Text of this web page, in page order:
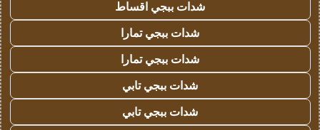
شدات ببجي اقساط
شدات ببجي تمارا
شدات ببجي تمارا
شدات ببجي تابي
شدات ببجي تابي